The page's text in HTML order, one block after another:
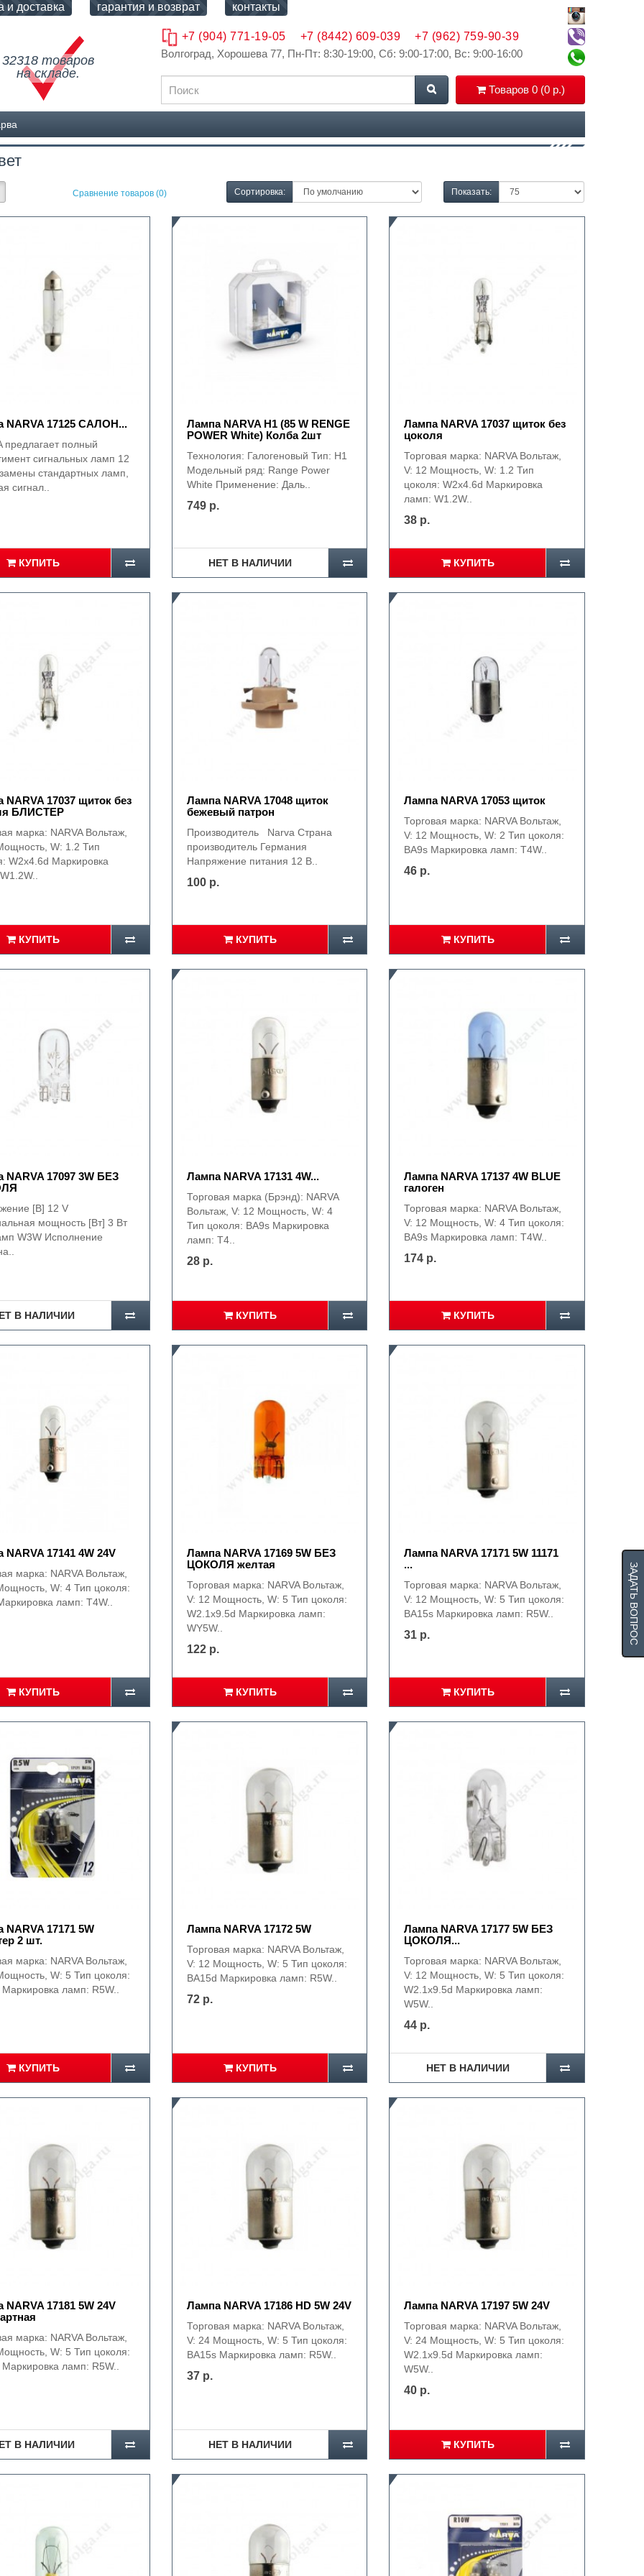
и доставка гарантия и возврат контакты
Волгоград, Хорошева 77, Пн-Пт: 8:30-19:00, Сб: 9:00-17:00, Вс: 9:00-16:00
Товаров 0 (0 р.)
32318 товаров
на складе.
+7 (904) 771-19-05 +7 (8442) 609-039 +7 (962) 759-90-39
Сравнение товаров (0) Сортировка: Показать:
NARVA 17125 САЛОН...
предлагает полный
сигнальных ламп 12
стандартных ламп,
сигнал..
КУПИТЬ
Лампа NARVA Н1 (85 W RENGE
POWER White) Колба 2шт
Технология: Галогеновый Тип: H1
Модельный ряд: Range Power
White Применение: Даль..
749 р.
НЕТ В НАЛИЧИИ
Лампа NARVA 17037 щиток без
цоколя
Торговая марка: NARVA Вольтаж,
V: 12 Мощность, W: 1.2 Тип
цоколя: W2x4.6d Маркировка
ламп: W1.2W..
38 р.
КУПИТЬ
NARVA 17037 щиток без
БЛИСТЕР
марка: NARVA Вольтаж,
W: 1.2 Тип
W2x4.6d Маркировка
КУПИТЬ
Лампа NARVA 17048 щиток
бежевый патрон
Производитель Narva Страна
производитель Германия
Напряжение питания 12 В..
100 р.
КУПИТЬ
Лампа NARVA 17053 щиток
Торговая марка: NARVA Вольтаж,
V: 12 Мощность, W: 2 Тип цоколя:
BA9s Маркировка ламп: T4W..
46 р.
КУПИТЬ
NARVA 17097 3W БЕЗ
[В] 12 V
мощность [Вт] 3 Вт
W3W Исполнение
В НАЛИЧИИ
Лампа NARVA 17131 4W...
Торговая марка (Брэнд): NARVA
Вольтаж, V: 12 Мощность, W: 4
Тип цоколя: BA9s Маркировка
ламп: T4..
28 р.
КУПИТЬ
Лампа NARVA 17137 4W BLUE
галоген
Торговая марка: NARVA Вольтаж,
V: 12 Мощность, W: 4 Тип цоколя:
BA9s Маркировка ламп: T4W..
174 р.
КУПИТЬ
NARVA 17141 4W 24V
марка: NARVA Вольтаж,
W: 4 Тип цоколя:
ламп: T4W..
КУПИТЬ
Лампа NARVA 17169 5W БЕЗ
ЦОКОЛЯ желтая
Торговая марка: NARVA Вольтаж,
V: 12 Мощность, W: 5 Тип цоколя:
W2.1x9.5d Маркировка ламп:
WY5W..
122 р.
КУПИТЬ
Лампа NARVA 17171 5W 11171
...
Торговая марка: NARVA Вольтаж,
V: 12 Мощность, W: 5 Тип цоколя:
BA15s Маркировка ламп: R5W..
31 р.
КУПИТЬ
NARVA 17171 5W
2 шт.
марка: NARVA Вольтаж,
W: 5 Тип цоколя:
Маркировка ламп: R5W..
КУПИТЬ
Лампа NARVA 17172 5W
Торговая марка: NARVA Вольтаж,
V: 12 Мощность, W: 5 Тип цоколя:
BA15d Маркировка ламп: R5W..
72 р.
КУПИТЬ
Лампа NARVA 17177 5W БЕЗ
ЦОКОЛЯ...
Торговая марка: NARVA Вольтаж,
V: 12 Мощность, W: 5 Тип цоколя:
W2.1x9.5d Маркировка ламп:
W5W..
44 р.
НЕТ В НАЛИЧИИ
NARVA 17181 5W 24V
марка: NARVA Вольтаж,
W: 5 Тип цоколя:
ламп: R5W..
В НАЛИЧИИ
Лампа NARVA 17186 HD 5W 24V
Торговая марка: NARVA Вольтаж,
V: 24 Мощность, W: 5 Тип цоколя:
BA15s Маркировка ламп: R5W..
37 р.
НЕТ В НАЛИЧИИ
Лампа NARVA 17197 5W 24V
Торговая марка: NARVA Вольтаж,
V: 24 Мощность, W: 5 Тип цоколя:
W2.1x9.5d Маркировка ламп:
W5W..
40 р.
КУПИТЬ
ЗАДАТЬ ВОПРОС